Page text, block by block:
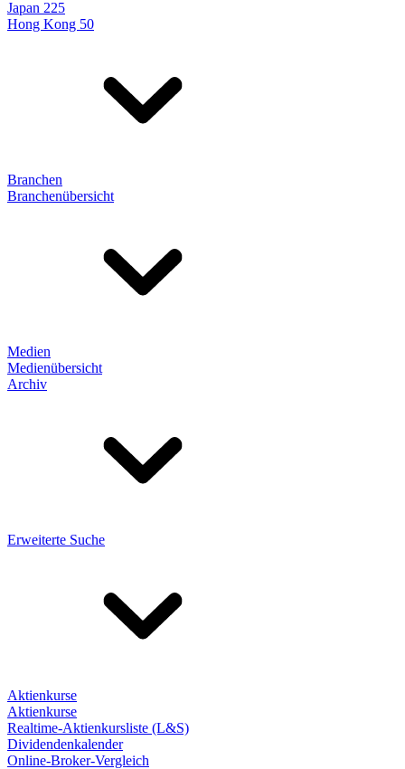
Japan 225
Hong Kong 50
Branchen
Branchenübersicht
Medien
Medienübersicht
Archiv
Erweiterte Suche
Aktienkurse
Aktienkurse
Realtime-Aktienkursliste (L&S)
Dividendenkalender
Online-Broker-Vergleich